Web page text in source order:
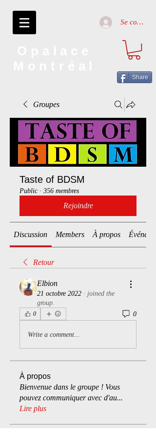
Se connecter
Share
Groupes
Taste of BDSM
Public · 356 membres
Rejoindre
Discussion Members À propos
Retour
Elbion
21 octobre 2022 · joined the
group.
0 0
Write a comment...
À propos
Bienvenue dans le groupe ! Vous
pouvez communiquer avec d'au...
Lire plus